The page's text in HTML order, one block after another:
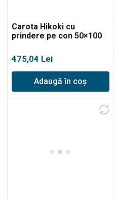
Carota Hikoki cu
prindere pe con 50×100
475,04 Lei
Adaugă în coș